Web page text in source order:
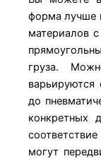
форма лучше
материалов
груза.
варьируются
до
конкретных
могут